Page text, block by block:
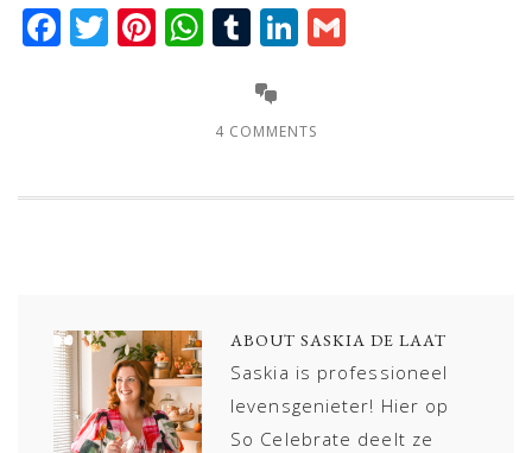
Facebook
Twitter
Pinterest
WhatsApp
TumblrLinkedIn
4 COMMENTS
ABOUT SASKIA DE LAAT
Saskia is professioneel
levensgenieter! Hier op
So Celebrate deelt ze